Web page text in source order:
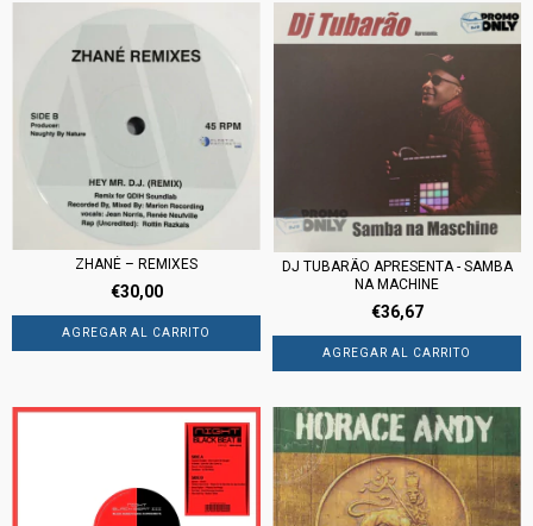
ZHANÉ – REMIXES
€30,00
DJ TUBARÃO APRESENTA - SAMBA
NA MACHINE
€36,67